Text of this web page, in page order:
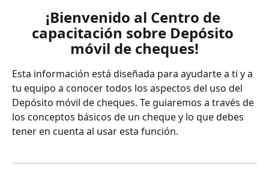
¡Bienvenido al Centro de
capacitación sobre Depósito
móvil de cheques!
Esta información está diseñada para ayudarte a ti y a
tu equipo a conocer todos los aspectos del uso del
Depósito móvil de cheques. Te guiaremos a través de
los conceptos básicos de un cheque y lo que debes
tener en cuenta al usar esta función.